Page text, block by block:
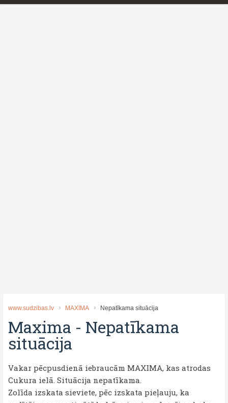
www.sudzibas.lv MAXIMA Nepatīkama situācija
Maxima - Nepatīkama
situācija
Vakar pēcpusdienā iebraucām MAXIMA, kas atrodas
Cukura ielā. Situācija nepatīkama.
Zolīda izskata sieviete, pēc izskata pieļauju, ka